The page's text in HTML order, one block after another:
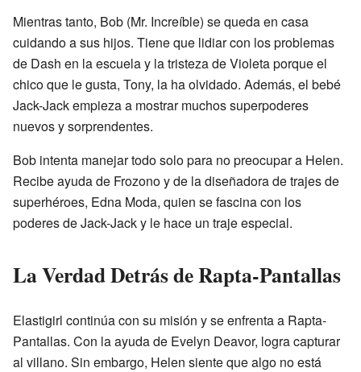
Mientras tanto, Bob (Mr. Increíble) se queda en casa
cuidando a sus hijos. Tiene que lidiar con los problemas
de Dash en la escuela y la tristeza de Violeta porque el
chico que le gusta, Tony, la ha olvidado. Además, el bebé
Jack-Jack empieza a mostrar muchos superpoderes
nuevos y sorprendentes.
Bob intenta manejar todo solo para no preocupar a Helen.
Recibe ayuda de Frozono y de la diseñadora de trajes de
superhéroes, Edna Moda, quien se fascina con los
poderes de Jack-Jack y le hace un traje especial.
La Verdad Detrás de Rapta-Pantallas
Elastigirl continúa con su misión y se enfrenta a Rapta-
Pantallas. Con la ayuda de Evelyn Deavor, logra capturar
al villano. Sin embargo, Helen siente que algo no está